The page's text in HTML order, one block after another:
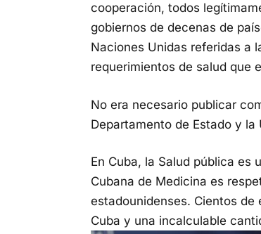
cooperación, todos
gobiernos de decenas de
Naciones Unidas referidas a
requerimientos de salud que
No era necesario publicar
Departamento de Estado y la
En Cuba, la Salud pública es
Cubana de Medicina es
estadounidenses. Cientos
Cuba y una incalculable